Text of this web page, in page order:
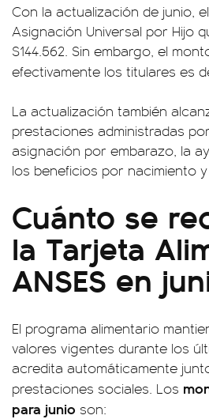
Con la actualización de junio,
Asignación Universal por Hijo
$144.562. Sin embargo, el
efectivamente los titulares es
La actualización también
prestaciones administradas
asignación por embarazo, la
los beneficios por nacimiento
Cuánto se
la Tarjeta
ANSES en
El programa alimentario
valores vigentes durante los
acredita automáticamente
prestaciones sociales. Los
para junio son: